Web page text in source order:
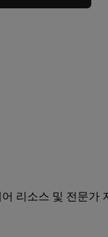
리소스 및 전문가